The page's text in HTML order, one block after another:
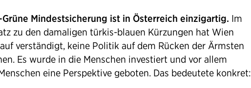
Mindestsicherung ist in Österreich einzigartig. Im
zu den damaligen türkis-blauen Kürzungen hat Wien
verständigt, keine Politik auf dem Rücken der Ärmsten
Es wurde in die Menschen investiert und vor allem
eine Perspektive geboten. Das bedeutete konkret: